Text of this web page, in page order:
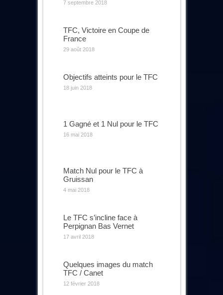
7 septembre 2018
TFC, Victoire en Coupe de
France
29 août 2018
Objectifs atteints pour le TFC
18 juin 2018
1 Gagné et 1 Nul pour le TFC
16 mai 2018
Match Nul pour le TFC à
Gruissan
4 mai 2018
Le TFC s’incline face à
Perpignan Bas Vernet
17 avril 2018
Quelques images du match
TFC / Canet
12 février 2018